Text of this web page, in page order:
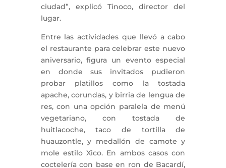
ciudad”, explicó Tinoco, director del
lugar.
Entre las actividades que llevó a cabo
el restaurante para celebrar este nuevo
aniversario, figura un evento especial
en donde sus invitados pudieron
probar platillos como la tostada
apache, corundas, y birria de lengua de
res, con una opción paralela de menú
vegetariano, con tostada de
huitlacoche, taco de tortilla de
huauzontle, y medallón de camote y
mole estilo Xico. En ambos casos con
coctelería con base en ron de Bacardí,